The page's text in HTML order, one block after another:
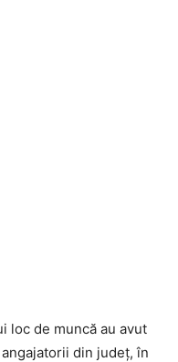
loc de muncă au avut
din județ, în